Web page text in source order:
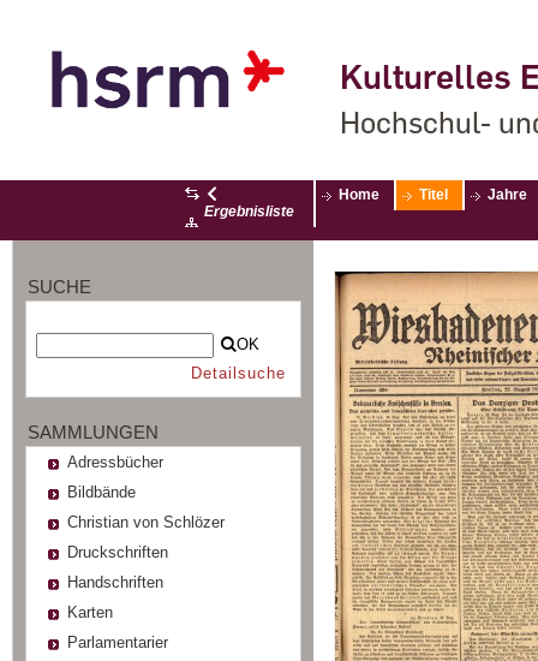
Kulturelles
Hochschul-
Ergebnisliste
Home Titel Jahre
SUCHE
OK
Detailsuche
SAMMLUNGEN
Adressbücher
Bildbände
Christian von Schlözer
Druckschriften
Handschriften
Karten
Parlamentarier